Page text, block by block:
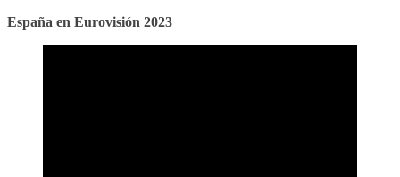
España en Eurovisión 2023